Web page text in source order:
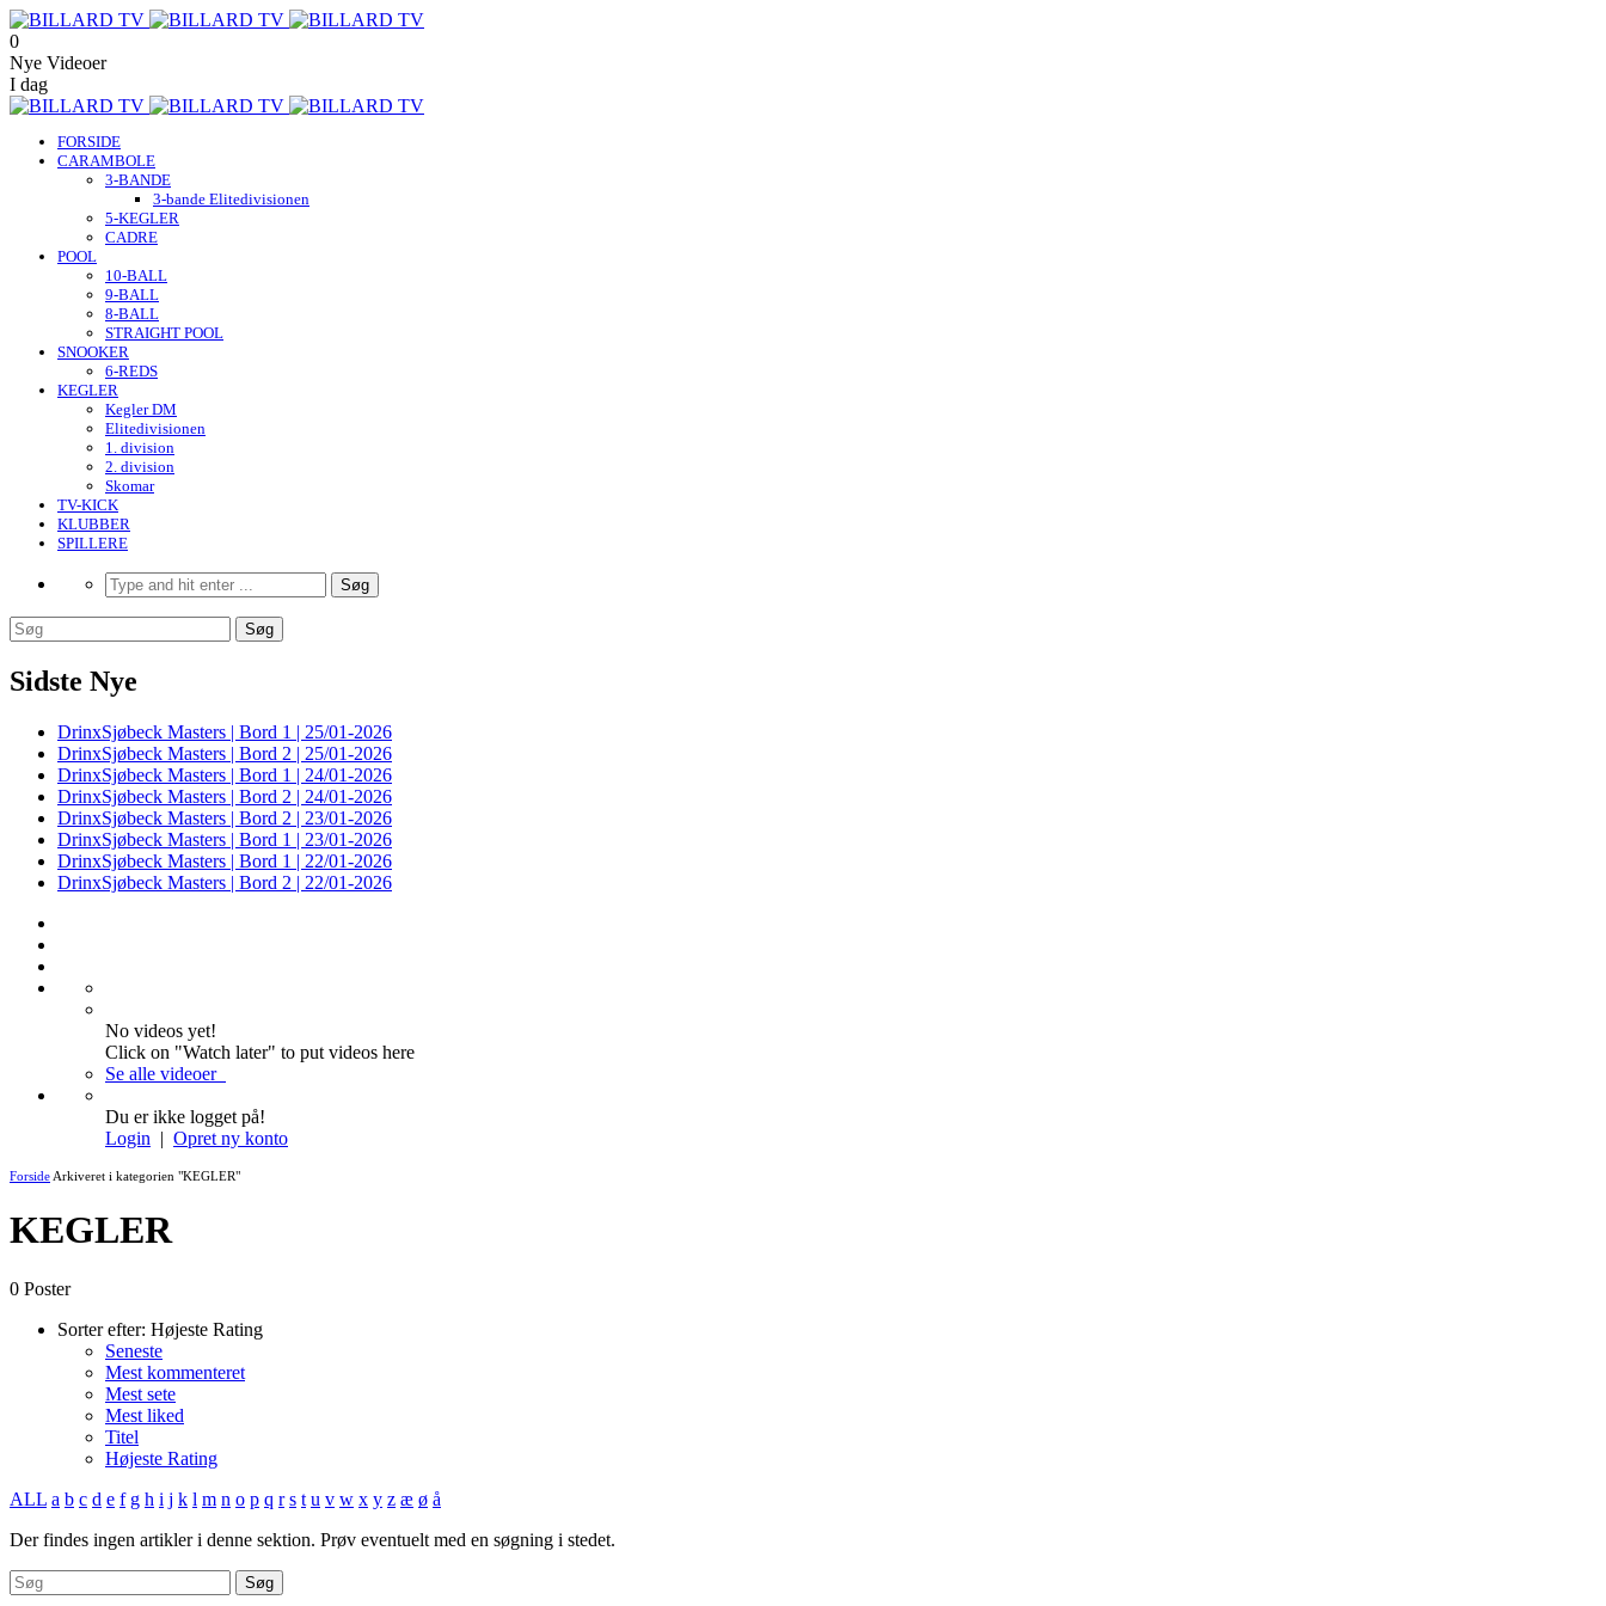
0
Nye Videoer
I dag
FORSIDE
CARAMBOLE
3-BANDE
3-bande Elitedivisionen
5-KEGLER
CADRE
POOL
10-BALL
9-BALL
8-BALL
STRAIGHT POOL
SNOOKER
6-REDS
KEGLER
Kegler DM
Elitedivisionen
1. division
2. division
Skomar
TV-KICK
KLUBBER
SPILLERE
Sidste Nye
DrinxSjøbeck Masters | Bord 1 | 25/01-2026
DrinxSjøbeck Masters | Bord 2 | 25/01-2026
DrinxSjøbeck Masters | Bord 1 | 24/01-2026
DrinxSjøbeck Masters | Bord 2 | 24/01-2026
DrinxSjøbeck Masters | Bord 2 | 23/01-2026
DrinxSjøbeck Masters | Bord 1 | 23/01-2026
DrinxSjøbeck Masters | Bord 1 | 22/01-2026
DrinxSjøbeck Masters | Bord 2 | 22/01-2026
No videos yet!
Click on "Watch later" to put videos here
Se alle videoer
Du er ikke logget på!
Login | Opret ny konto
Forside Arkiveret i kategorien "KEGLER"
KEGLER
0 Poster
Sorter efter: Højeste Rating
Seneste
Mest kommenteret
Mest sete
Mest liked
Titel
Højeste Rating
ALL a b c d e f g h i j k l m n o p q r s t u v w x y z æ ø å
Der findes ingen artikler i denne sektion. Prøv eventuelt med en søgning i stedet.